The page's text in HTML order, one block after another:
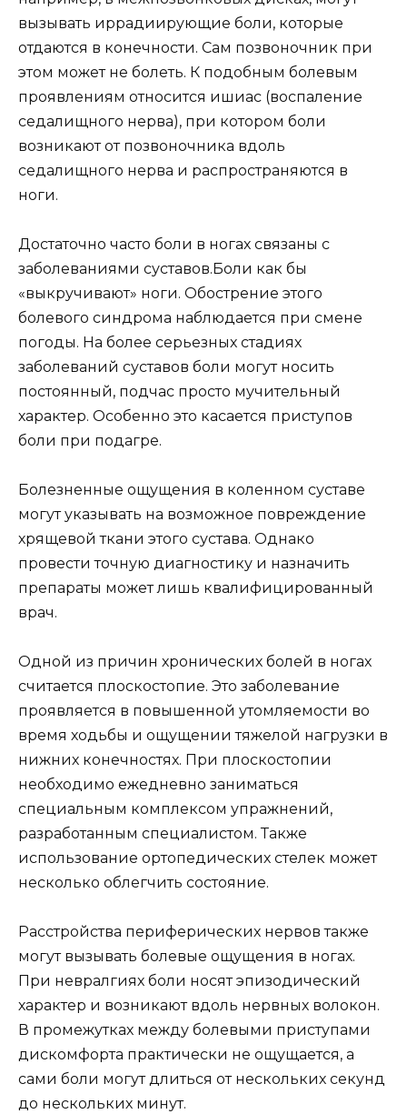
вызывать иррадиирующие боли, которые
отдаются в конечности. Сам позвоночник при
этом может не болеть. К подобным болевым
проявлениям относится ишиас (воспаление
седалищного нерва), при котором боли
возникают от позвоночника вдоль
седалищного нерва и распространяются в
ноги.
Достаточно часто боли в ногах связаны с
заболеваниями суставов.Боли как бы
«выкручивают» ноги. Обострение этого
болевого синдрома наблюдается при смене
погоды. На более серьезных стадиях
заболеваний суставов боли могут носить
постоянный, подчас просто мучительный
характер. Особенно это касается приступов
боли при подагре.
Болезненные ощущения в коленном суставе
могут указывать на возможное повреждение
хрящевой ткани этого сустава. Однако
провести точную диагностику и назначить
препараты может лишь квалифицированный
врач.
Одной из причин хронических болей в ногах
считается плоскостопие. Это заболевание
проявляется в повышенной утомляемости во
время ходьбы и ощущении тяжелой нагрузки в
нижних конечностях. При плоскостопии
необходимо ежедневно заниматься
специальным комплексом упражнений,
разработанным специалистом. Также
использование ортопедических стелек может
несколько облегчить состояние.
Расстройства периферических нервов также
могут вызывать болевые ощущения в ногах.
При невралгиях боли носят эпизодический
характер и возникают вдоль нервных волокон.
В промежутках между болевыми приступами
дискомфорта практически не ощущается, а
сами боли могут длиться от нескольких секунд
до нескольких минут.